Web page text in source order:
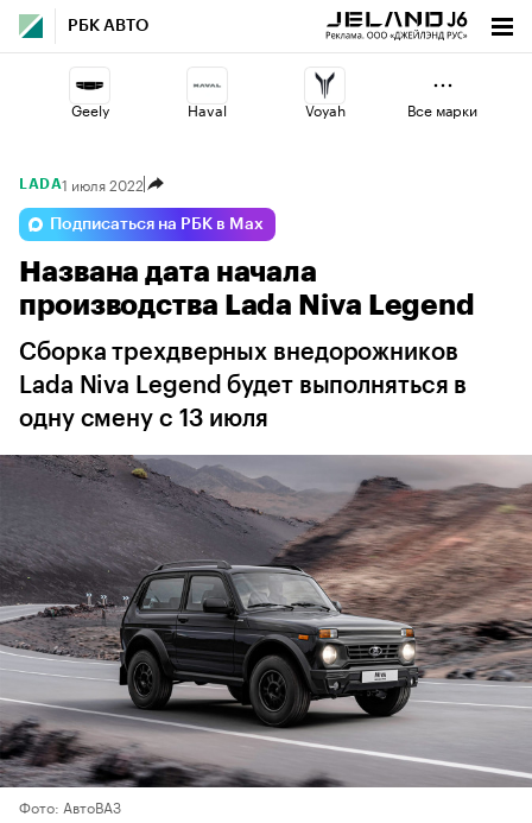
РБК АВТО
Geely Haval Voyah
Jaecoo
Lada Volga Changan
Все марки
LADA1 июля 2022
Подписаться на РБК в Max
Названа дата начала
производства Lada Niva Legend
Сборка трехдверных внедорожников
Lada Niva Legend будет выполняться в
одну смену с 13 июля
Фото: АвтоВАЗ